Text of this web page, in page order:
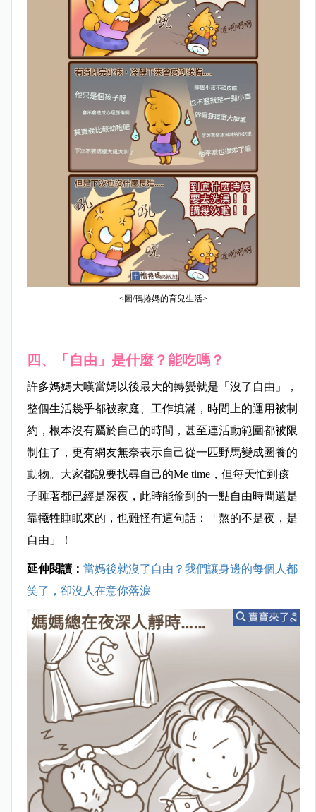
<圖/鴨捲媽的育兒生活>
四、「自由」是什麼？能吃嗎？
許多媽媽大嘆當媽以後最大的轉變就是「沒了自由」，
整個生活幾乎都被家庭、工作填滿，時間上的運用被制
約，根本沒有屬於自己的時間，甚至連活動範圍都被限
制住了，更有網友無奈表示自己從一匹野馬變成圈養的
動物。大家都說要找尋自己的Me time，但每天忙到孩
子睡著都已經是深夜，此時能偷到的一點自由時間還是
靠犧牲睡眠來的，也難怪有這句話：「熬的不是夜，是
自由」！
延伸閱讀： 當媽後就沒了自由？我們讓身邊的每個人都
笑了，卻沒人在意你落淚